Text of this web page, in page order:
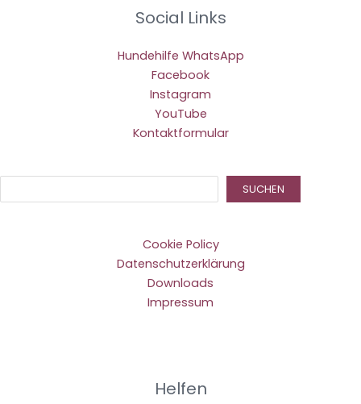
Social Links
Hundehilfe WhatsApp
Facebook
Instagram
YouTube
Kontaktformular
SUCHEN
Cookie Policy
Datenschutzerklärung
Downloads
Impressum
Helfen